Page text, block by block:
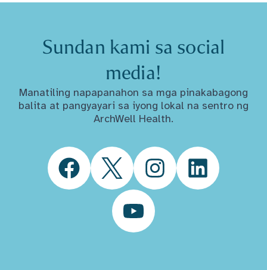
Sundan kami sa social
media!
Manatiling napapanahon sa mga pinakabagong
balita at pangyayari sa iyong lokal na sentro ng
ArchWell Health.
FacebookTwitter InstagramLinkedIn
YouTube